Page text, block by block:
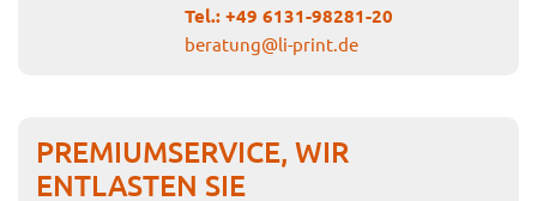
Tel.:+49 6131-98281-20
beratung@li-print.de
PREMIUMSERVICE, WIR
ENTLASTEN SIE